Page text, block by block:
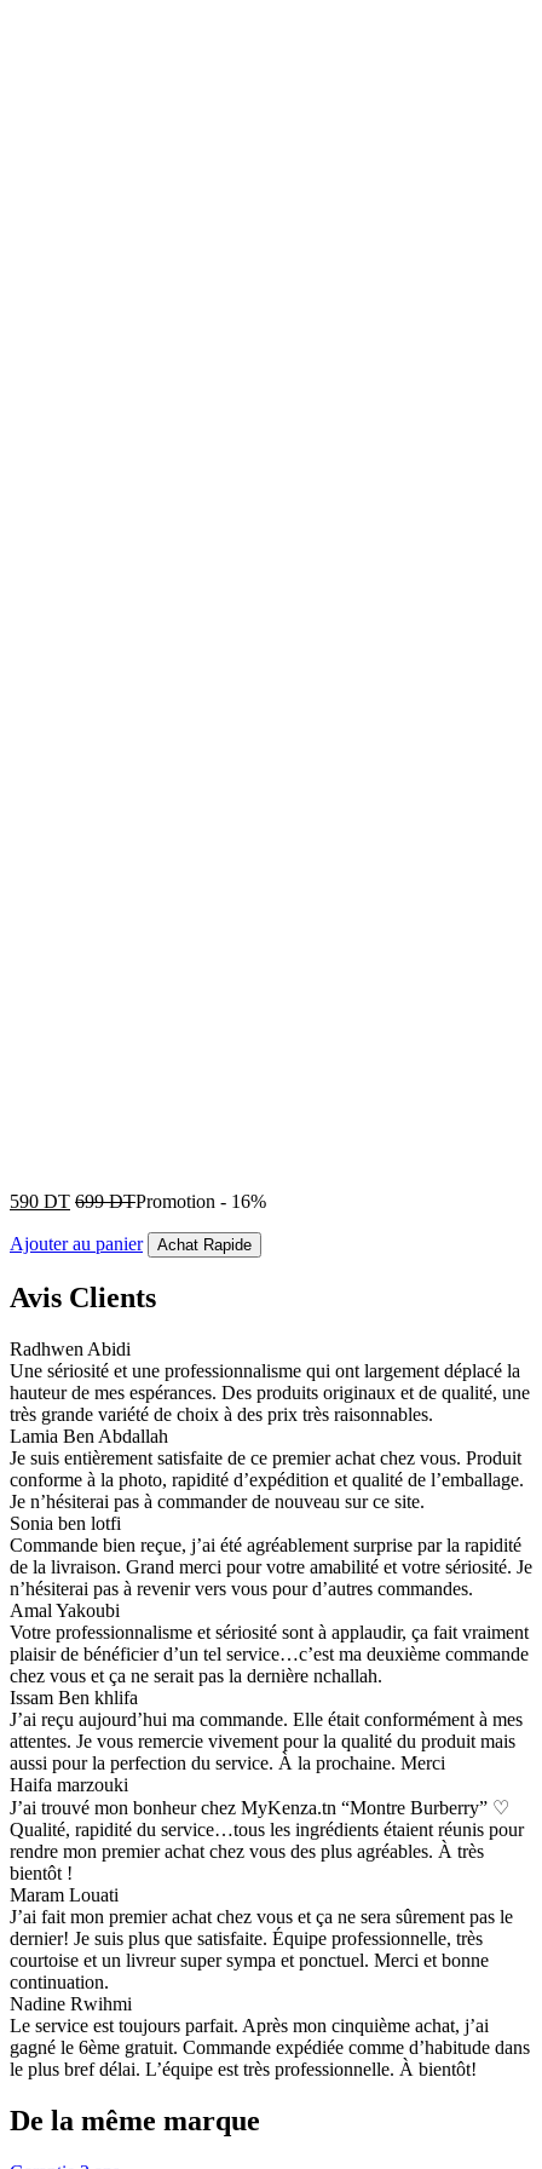
590 DT 699DTPromotion - 16%
Ajouter au panier Achat Rapide
Avis Clients
Radhwen Abidi
Une sériosité et une professionnalisme qui ont largement déplacé la
hauteur de mes espérances. Des produits originaux et de qualité, une
très grande variété de choix à des prix très raisonnables.
Lamia Ben Abdallah
Je suis entièrement satisfaite de ce premier achat chez vous. Produit
conforme à la photo, rapidité d’expédition et qualité de l’emballage.
Je n’hésiterai pas à commander de nouveau sur ce site.
Sonia ben lotfi
Commande bien reçue, j’ai été agréablement surprise par la rapidité
de la livraison. Grand merci pour votre amabilité et votre sériosité. Je
n’hésiterai pas à revenir vers vous pour d’autres commandes.
Amal Yakoubi
Votre professionnalisme et sériosité sont à applaudir, ça fait vraiment
plaisir de bénéficier d’un tel service…c’est ma deuxième commande
chez vous et ça ne serait pas la dernière nchallah.
Issam Ben khlifa
J’ai reçu aujourd’hui ma commande. Elle était conformément à mes
attentes. Je vous remercie vivement pour la qualité du produit mais
aussi pour la perfection du service. À la prochaine. Merci
Haifa marzouki
J’ai trouvé mon bonheur chez MyKenza.tn “Montre Burberry” ♡
Qualité, rapidité du service…tous les ingrédients étaient réunis pour
rendre mon premier achat chez vous des plus agréables. À très
bientôt !
Maram Louati
J’ai fait mon premier achat chez vous et ça ne sera sûrement pas le
dernier! Je suis plus que satisfaite. Équipe professionnelle, très
courtoise et un livreur super sympa et ponctuel. Merci et bonne
continuation.
Nadine Rwihmi
Le service est toujours parfait. Après mon cinquième achat, j’ai
gagné le 6ème gratuit. Commande expédiée comme d’habitude dans
le plus bref délai. L’équipe est très professionnelle. À bientôt!
De la même marque